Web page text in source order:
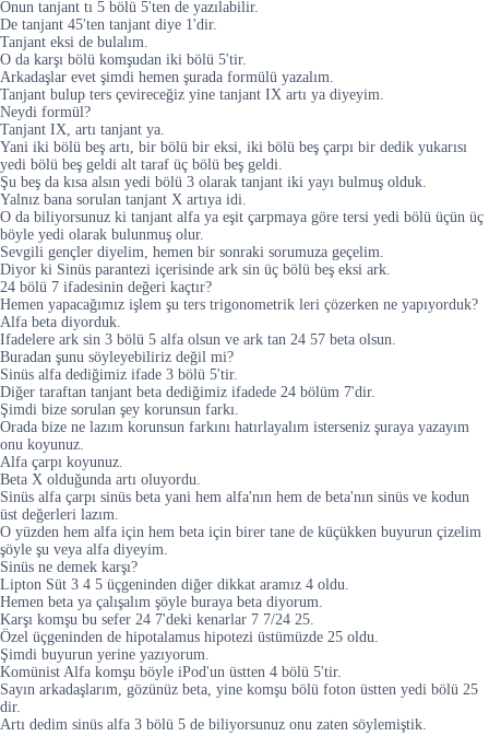
Onun tanjant tı 5 bölü 5'ten de yazılabilir.
De tanjant 45'ten tanjant diye 1'dir.
Tanjant eksi de bulalım.
O da karşı bölü komşudan iki bölü 5'tir.
Arkadaşlar evet şimdi hemen şurada formülü yazalım.
Tanjant bulup ters çevireceğiz yine tanjant IX artı ya diyeyim.
Neydi formül?
Tanjant IX, artı tanjant ya.
Yani iki bölü beş artı, bir bölü bir eksi, iki bölü beş çarpı bir dedik yukarısı
yedi bölü beş geldi alt taraf üç bölü beş geldi.
Şu beş da kısa alsın yedi bölü 3 olarak tanjant iki yayı bulmuş olduk.
Yalnız bana sorulan tanjant X artıya idi.
O da biliyorsunuz ki tanjant alfa ya eşit çarpmaya göre tersi yedi bölü üçün üç
böyle yedi olarak bulunmuş olur.
Sevgili gençler diyelim, hemen bir sonraki sorumuza geçelim.
Diyor ki Sinüs parantezi içerisinde ark sin üç bölü beş eksi ark.
24 bölü 7 ifadesinin değeri kaçtır?
Hemen yapacağımız işlem şu ters trigonometrik leri çözerken ne yapıyorduk?
Alfa beta diyorduk.
Ifadelere ark sin 3 bölü 5 alfa olsun ve ark tan 24 57 beta olsun.
Buradan şunu söyleyebiliriz değil mi?
Sinüs alfa dediğimiz ifade 3 bölü 5'tir.
Diğer taraftan tanjant beta dediğimiz ifadede 24 bölüm 7'dir.
Şimdi bize sorulan şey korunsun farkı.
Orada bize ne lazım korunsun farkını hatırlayalım isterseniz şuraya yazayım
onu koyunuz.
Alfa çarpı koyunuz.
Beta X olduğunda artı oluyordu.
Sinüs alfa çarpı sinüs beta yani hem alfa'nın hem de beta'nın sinüs ve kodun
üst değerleri lazım.
O yüzden hem alfa için hem beta için birer tane de küçükken buyurun çizelim
şöyle şu veya alfa diyeyim.
Sinüs ne demek karşı?
Lipton Süt 3 4 5 üçgeninden diğer dikkat aramız 4 oldu.
Hemen beta ya çalışalım şöyle buraya beta diyorum.
Karşı komşu bu sefer 24 7'deki kenarlar 7 7/24 25.
Özel üçgeninden de hipotalamus hipotezi üstümüzde 25 oldu.
Şimdi buyurun yerine yazıyorum.
Komünist Alfa komşu böyle iPod'un üstten 4 bölü 5'tir.
Sayın arkadaşlarım, gözünüz beta, yine komşu bölü foton üstten yedi bölü 25
dir.
Artı dedim sinüs alfa 3 bölü 5 de biliyorsunuz onu zaten söylemiştik.